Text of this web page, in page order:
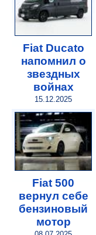
Fiat Ducato
напомнил о
звездных
войнах
15.12.2025
Fiat 500
вернул себе
бензиновый
мотор